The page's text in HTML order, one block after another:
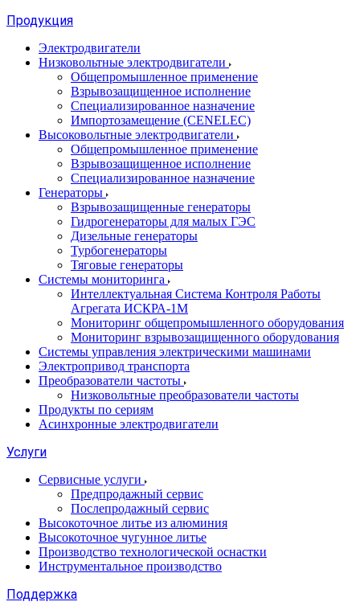
Продукция
Электродвигатели
Низковольтные электродвигатели
Общепромышленное применение
Взрывозащищенное исполнение
Специализированное назначение
Импортозамещение (CENELEC)
Высоковольтные электродвигатели
Общепромышленное применение
Взрывозащищенное исполнение
Специализированное назначение
Генераторы
Взрывозащищенные генераторы
Гидрогенераторы для малых ГЭС
Дизельные генераторы
Турбогенераторы
Тяговые генераторы
Системы мониторинга
Интеллектуальная Система Контроля Работы
Агрегата ИСКРА-1М
Мониторинг общепромышленного оборудования
Мониторинг взрывозащищенного оборудования
Системы управления электрическими машинами
Электропривод транспорта
Преобразователи частоты
Низковольтные преобразователи частоты
Продукты по сериям
Асинхронные электродвигатели
Услуги
Сервисные услуги
Предпродажный сервис
Послепродажный сервис
Высокоточное литье из алюминия
Высокоточное чугунное литье
Производство технологической оснастки
Инструментальное производство
Поддержка